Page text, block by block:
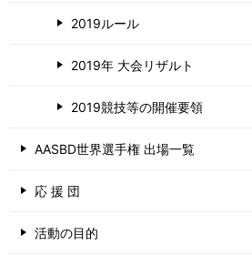
2019ルール
2019年 大会リザルト
2019競技等の開催要領
AASBD世界選手権 出場一覧
応 援 団
活動の目的